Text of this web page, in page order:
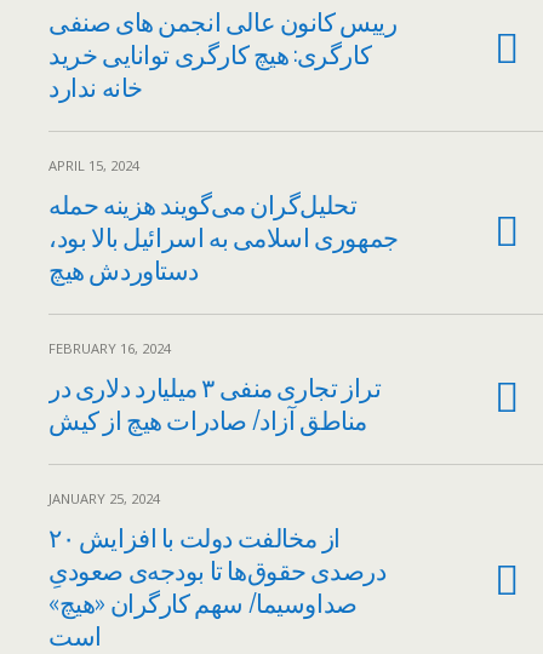
رییس کانون عالی انجمن های صنفی
کارگری: هیچ کارگری توانایی خرید
خانه ندارد
APRIL 15, 2024
تحلیل‌گران می‌گویند هزینه حمله
جمهوری اسلامی به اسرائیل بالا بود،
دستاوردش هیچ
FEBRUARY 16, 2024
تراز تجاری منفی ۳ میلیارد دلاری در
مناطق آزاد/ صادرات هیچ از کیش
JANUARY 25, 2024
از مخالفت دولت با افزایش ۲۰
درصدی حقوق‌ها تا بودجه‌ی صعودیِ
صداوسیما/ سهم کارگران «هیچ»
است